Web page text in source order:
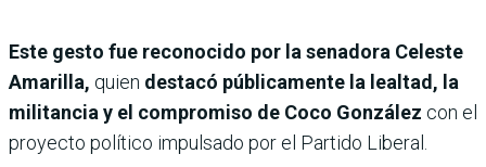
Este gesto fue reconocido por la senadora Celeste
Amarilla, quien destacó públicamente la lealtad, la
militancia y el compromiso de Coco González con el
proyecto político impulsado por el Partido Liberal.